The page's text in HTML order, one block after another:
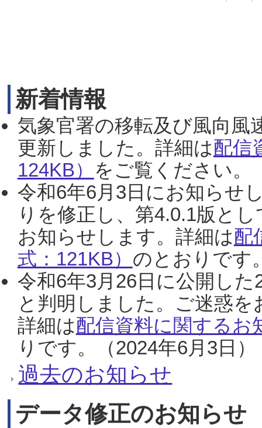
新着情報
気象官署の移転及び風向風
更新しました。詳細は配信
124KB） をご覧ください。
令和6年6月3日にお知らせ
りを修正し、第4.0.1版と
お知らせします。詳細は配
式：121KB） のとおりです
令和6年3月26日に公開し
と判明しました。ご迷惑
詳細は配信資料に関するお
りです。（2024年6月3日）
過去のお知らせ
データ修正のお知らせ